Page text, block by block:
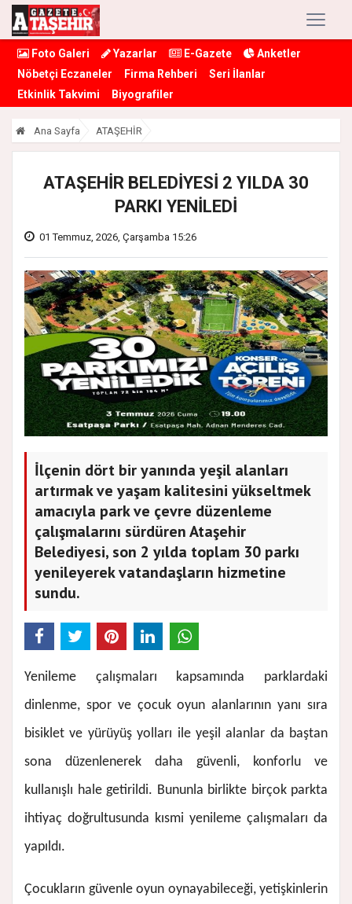
Foto Galeri Yazarlar E-Gazete
Anketler
Nöbetçi Eczaneler
Firma Rehberi
Seri İlanlar
Etkinlik Takvimi
Biyografiler
Ana Sayfa ATAŞEHİR
ATAŞEHİR BELEDİYESİ 2 YILDA 30
PARKI YENİLEDİ
01 Temmuz, 2026, Çarşamba 15:26
İlçenin dört bir yanında yeşil alanları
artırmak ve yaşam kalitesini yükseltmek
amacıyla park ve çevre düzenleme
çalışmalarını sürdüren Ataşehir
Belediyesi, son 2 yılda toplam 30 parkı
yenileyerek vatandaşların hizmetine
sundu.
Yenileme çalışmaları kapsamında parklardaki
dinlenme, spor ve çocuk oyun alanlarının yanı sıra
bisiklet ve yürüyüş yolları ile yeşil alanlar da baştan
sona düzenlenerek daha güvenli, konforlu ve
kullanışlı hale getirildi. Bununla birlikte birçok parkta
ihtiyaç doğrultusunda kısmi yenileme çalışmaları da
yapıldı.
Çocukların güvenle oyun oynayabileceği, yetişkinlerin